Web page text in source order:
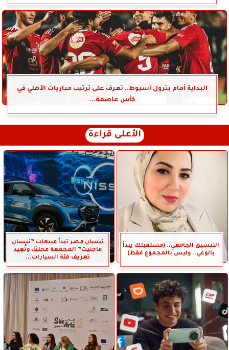
البداية أمام بترول أسيوط.. تعرف على ترتيب مباريات الأهلي في
كأس عاصمة...
الأعلى قراءة
التنسيق الجامعي.. (مستقبلك يبدأ
بالوعي.. وليس بالمجموع فقط)
نيسان مصر تبدأ مبيعات ”نيسان
ماجنيت” المجمعة محليًا، وتُعِيد
تعريف فئة السيارات...